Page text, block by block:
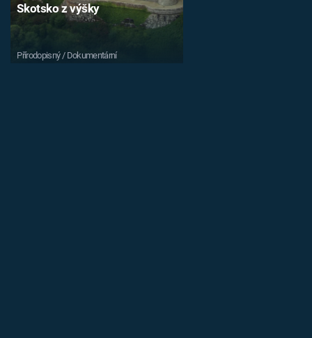
Skotsko z výšky
Přírodopisný / Dokumentární